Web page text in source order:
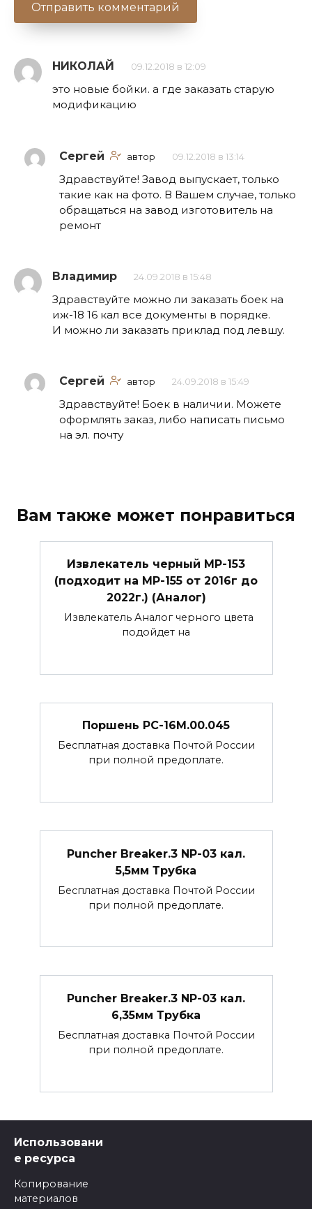
НИКОЛАЙ 09.12.2018 в 12:09
это новые бойки. а где заказать старую
модификацию
Сергей автор 09.12.2018 в 13:14
Здравствуйте! Завод выпускает, только
такие как на фото. В Вашем случае, только
обращаться на завод изготовитель на
ремонт
Владимир 24.09.2018 в 15:48
Здравствуйте можно ли заказать боек на
иж-18 16 кал все документы в порядке.
И можно ли заказать приклад под левшу.
Сергей автор 24.09.2018 в 15:49
Здравствуйте! Боек в наличии. Можете
оформлять заказ, либо написать письмо
на эл. почту
Вам также может понравиться
Извлекатель черный МР-153
(подходит на МР-155 от 2016г до
2022г.) (Аналог)
Извлекатель Аналог черного цвета
подойдет на
Поршень РС-16М.00.045
Бесплатная доставка Почтой России
при полной предоплате.
Puncher Breaker.3 NP-03 кал.
5,5мм Трубка
Бесплатная доставка Почтой России
при полной предоплате.
Puncher Breaker.3 NP-03 кал.
6,35мм Трубка
Бесплатная доставка Почтой России
при полной предоплате.
Использовани
е ресурса
Копирование
материалов